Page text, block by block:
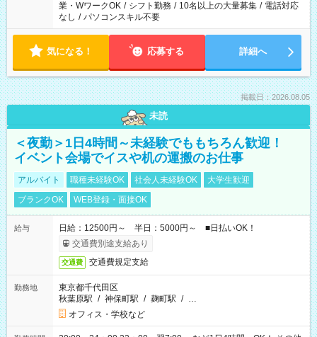
業・WワークOK / シフト勤務 / 10名以上の大量募集 / 電話対応
なし / パソコンスキル不要
気になる！ 応募する 詳細へ
掲載日：2026.08.05
未読
＜夜勤＞1日4時間～未経験でももちろん歓迎！
イベント会場でイスや机の運搬のお仕事
アルバイト 職種未経験OK 社会人未経験OK
大学生歓迎
ブランクOK
WEB登録・面接OK
給与
日給：12500円～ 半日：5000円～ ■日払いOK！
交通費別途支給あり
交通費 交通費規定支給
勤務地
東京都千代田区
秋葉原駅 / 神保町駅 / 麹町駅 / …
オフィス・学校など